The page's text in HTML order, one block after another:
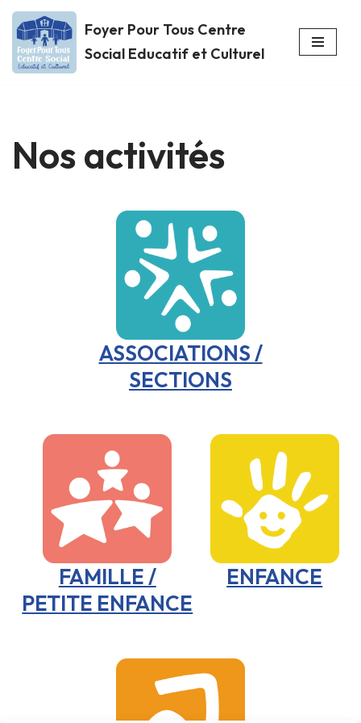
Aller
au
Foyer Pour Tous Centre
Social Educatif et Culturel
Nos activités
ASSOCIATIONS /
SECTIONS
FAMILLE /
PETITE ENFANCE
ENFANCE